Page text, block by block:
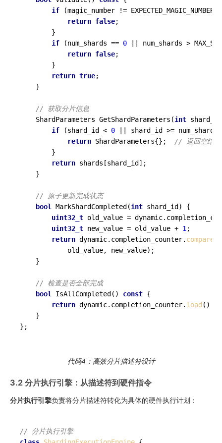
if (magic_number !=
return false;
        }
if (num_shards == 0 || num_shards >
return false;
        }
return true;
    }
// 获取分片信息
ShardParameters GetShardParameters (int
if (shard_id < 0 || shard_id >=
return ShardParameters{}; // 返回空结构
        }
return shards[shard_id];
    }
// 原子更新完成状态
bool
MarkShardCompleted (int shard_id)
{
uint32_t old_value =
uint32_t new_value = old_value + 1 ;
return dynamic.completion_counter.
            old_value, new_value);
    }
// 检查是否全部完成
bool
IsAllCompleted () const {
return dynamic.completion_counter. load ()
    }
};
代码4：高效分片描述符设计
3.2 分片执行引擎：从描述符到硬件指令
分片执行引擎负责将分片描述符转化为具体的硬件执行计划：
// 分片执行引擎